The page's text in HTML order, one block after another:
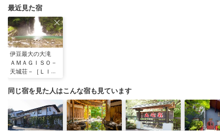
最近見た宿
伊豆最大の大滝
ＡＭＡＧＩＳＯ－
天城荘－［ＬＩＢ
ＯＲＴ］
同じ宿を見た人はこんな宿も見ています